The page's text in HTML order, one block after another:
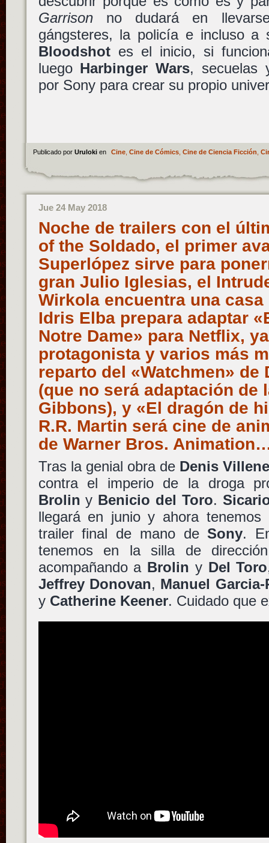
Garrisonno dudará en
gángsteres, la policía e incluso a
Bloodshotes el inicio, si
luego Harbinger Wars, secuelas
por Sony para crear su propio
Publicado por Uruloki en Cine, Cine de Cómics, Cine de Ciencia Ficción
Jue 24 May 2018
Noche de trailers con el
of the Soldado, el primer
Superlópez sirve para
gran Julio Iglesias, el
Wirkola encuentra una
Idris Elba prepara adaptar
Notre Dame» para Netflix,
protagonista y varios más
reparto del «Watchmen» de
(que no será adaptación de
Gibbons), y «El dragón de
R.R. Martin será cine de
de Warner Bros.
Tras la genial obra de Denis
contra el imperio de la droga
Brolin y Benicio del Toro.
llegará en junio y ahora
trailer final de mano deSony.
tenemos en la silla de
acompañando a Brolin y Del Toro
Jeffrey Donovan, Manuel
y Catherine Keener. Cuidado que